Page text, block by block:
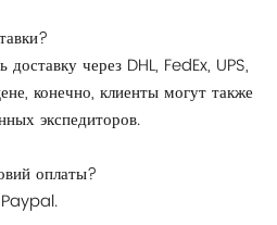
через DHL, FedEx, UPS,
конечно, клиенты могут также
экспедиторов.
оплаты?